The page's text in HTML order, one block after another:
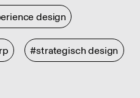
design
#strategisch design